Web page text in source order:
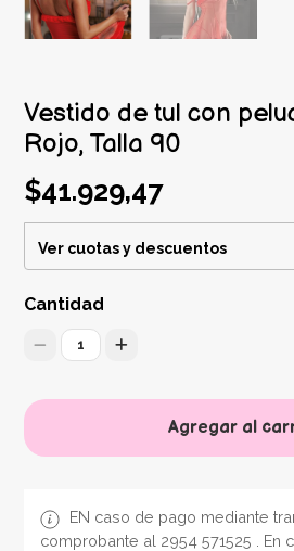
Vestido de tul con
Rojo, Talla 90
$41.929,47
Ver cuotas y descuentos
Cantidad
1
Agregar al
EN caso de pago mediante
comprobante al 2954 571525 . En